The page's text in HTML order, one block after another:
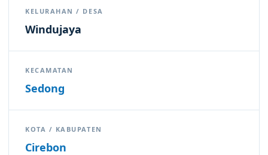
KELURAHAN / DESA
Windujaya
KECAMATAN
Sedong
KOTA / KABUPATEN
Cirebon